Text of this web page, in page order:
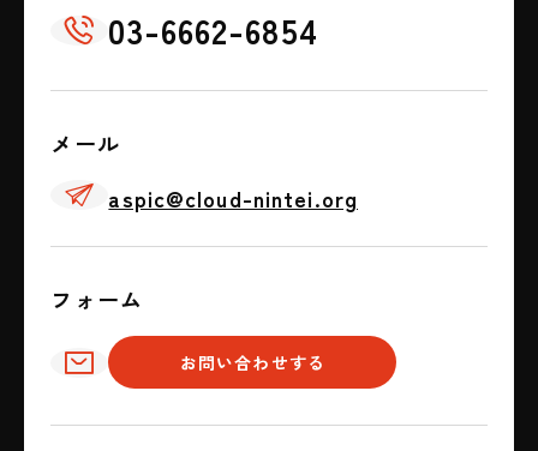
📞 03-6662-6854
メール
✈ aspic@cloud-nintei.org
フォーム
✉ お問い合わせする